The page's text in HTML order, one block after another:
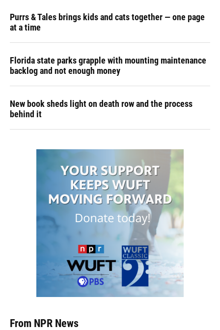
Purrs & Tales brings kids and cats together — one page
at a time
Florida state parks grapple with mounting maintenance
backlog and not enough money
New book sheds light on death row and the process
behind it
From NPR News